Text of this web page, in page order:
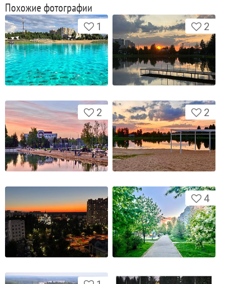
Похожие фотографии
1 2
2 2
4